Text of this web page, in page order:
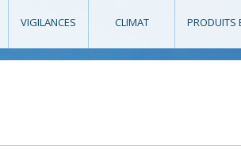
VIGILANCES CLIMAT PRODUITS